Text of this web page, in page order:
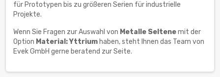
für Prototypen bis zu größeren Serien für industrielle
Projekte.
Wenn Sie Fragen zur Auswahl von Metalle Seltenemit der
Option Material: Yttrium haben, steht Ihnen das Team von
Evek GmbH gerne beratend zur Seite.